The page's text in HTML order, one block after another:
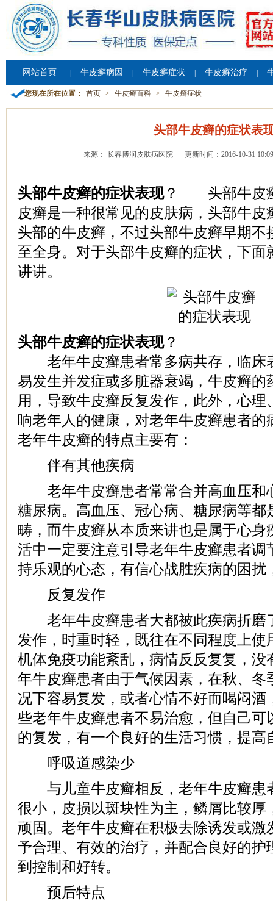
网站首页 牛皮癣病因 牛皮癣症状 牛皮癣治疗
您现在所在位置： 首页 > 牛皮癣百科 > 牛皮癣症状
头部牛皮癣的症状表
来源： 长春博润皮肤病医院 更新时间：2016-10-31
头部牛皮癣的症状表现？ 头部牛皮癣
皮癣是一种很常见的皮肤病，头部牛皮
头部的牛皮癣，不过头部牛皮癣早期不
至全身。对于头部牛皮癣的症状，下面
讲讲。
头部牛皮癣的症状表现？
老年牛皮癣患者常多病共存，临床
易发生并发症或多脏器衰竭，牛皮癣的
用，导致牛皮癣反复发作，此外，心理
响老年人的健康，对老年牛皮癣患者的
老年牛皮癣的特点主要有：
伴有其他疾病
老年牛皮癣患者常常合并高血压和
糖尿病。高血压、冠心病、糖尿病等都
畴，而牛皮癣从本质来讲也是属于心身
活中一定要注意引导老年牛皮癣患者调
持乐观的心态，有信心战胜疾病的困扰
反复发作
老年牛皮癣患者大都被此疾病折磨
发作，时重时轻，既往在不同程度上使
机体免疫功能紊乱，病情反反复复，没
年牛皮癣患者由于气候因素，在秋、冬
况下容易复发，或者心情不好而喝闷酒
些老年牛皮癣患者不易治愈，但自己可
的复发，有一个良好的生活习惯，提高
呼吸道感染少
与儿童牛皮癣相反，老年牛皮癣患
很小，皮损以斑块性为主，鳞屑比较厚
顽固。老年牛皮癣在积极去除诱发或激
予合理、有效的治疗，并配合良好的护
到控制和好转。
预后特点